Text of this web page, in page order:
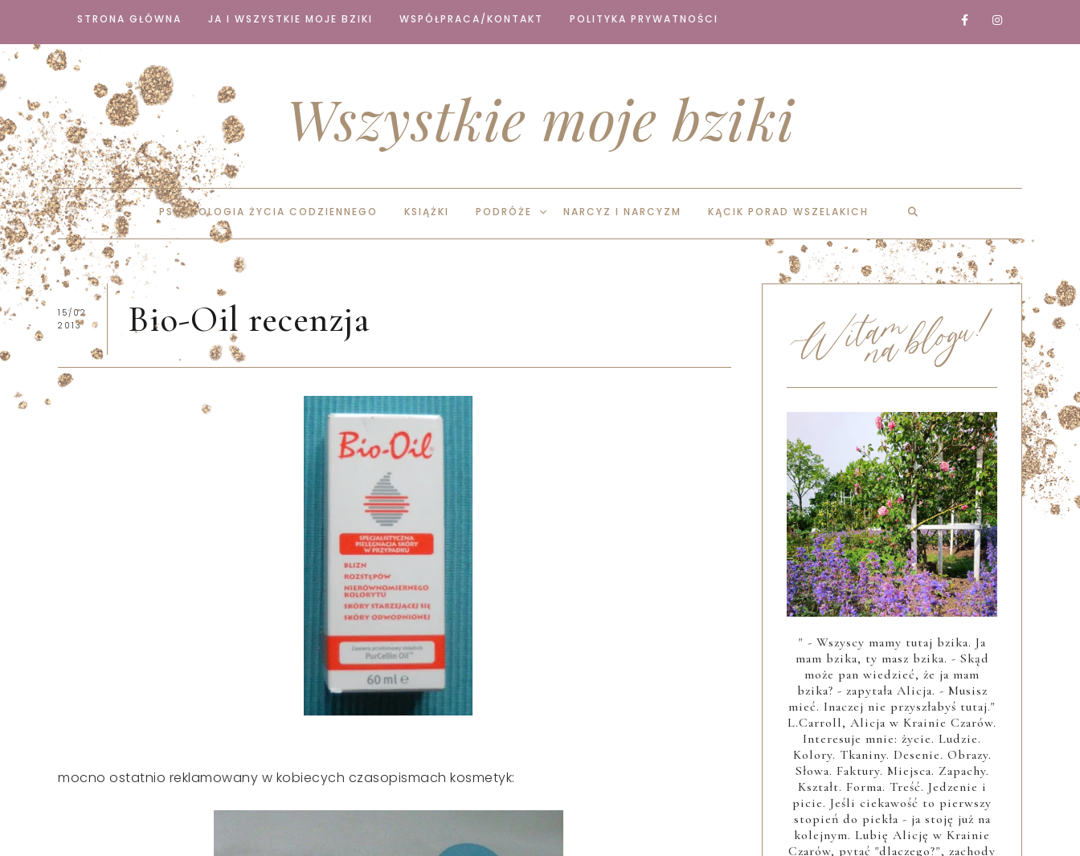
STRONA GŁÓWNA JA I WSZYSTKIE MOJE BZIKI WSPÓŁPRACA/KONTAKT POLITYKA PRYWATNOŚCI
Wszystkie moje bziki
PSYCHOLOGIA ŻYCIA CODZIENNEGO KSIĄŻKI PODRÓŻE NARCYZ I NARCYZM KĄCIK PORAD WSZELAKICH
15/02
2013
Bio-Oil recenzja
mocno ostatnio reklamowany w kobiecych czasopismach kosmetyk:
" - Wszyscy mamy tutaj bzika. Ja
mam bzika, ty masz bzika. - Skąd
może pan wiedzieć, że ja mam
bzika? - zapytała Alicja. - Musisz
mieć. Inaczej nie przyszłabyś tutaj."
L.Carroll, Alicja w Krainie Czarów.
Interesuje mnie: życie. Ludzie.
Kolory. Tkaniny. Desenie. Obrazy.
Słowa. Faktury. Miejsca. Zapachy.
Kształt. Forma. Treść. Jedzenie i
picie. Jeśli ciekawość to pierwszy
stopień do piekła - ja stoję już na
kolejnym. Lubię Alicję w Krainie
Czarów, pytać "dlaczego?", zachody